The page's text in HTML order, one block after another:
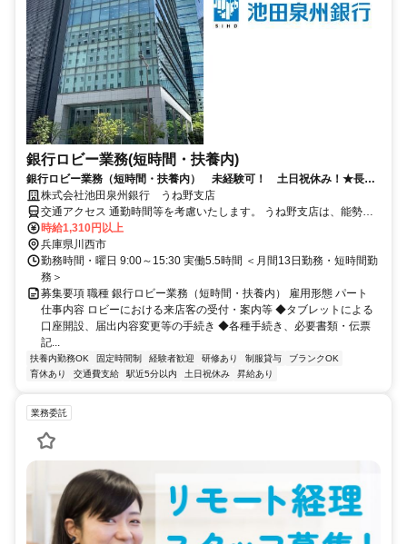
銀行ロビー業務(短時間・扶養内)
銀行ロビー業務（短時間・扶養内） 未経験可！ 土日祝休み！★長期
で安定して勤務いただける環境です！
株式会社池田泉州銀行 うね野支店
交通アクセス 通勤時間等を考慮いたします。 うね野支店は、能勢電
鉄「畦野」駅前にあり、駅チカで通勤ラクラク！ お隣にはコープが
あります。主に個人のお客さまへのサービスに特化したお店です。
時給1,310円以上
兵庫県川西市
勤務時間・曜日 9:00～15:30 実働5.5時間 ＜月間13日勤務・短時間勤
務＞
募集要項 職種 銀行ロビー業務（短時間・扶養内） 雇用形態 パート
仕事内容 ロビーにおける来店客の受付・案内等 ◆タブレットによる
口座開設、届出内容変更等の手続き ◆各種手続き、必要書類・伝票
記...
扶養内勤務OK 固定時間制 経験者歓迎 研修あり 制服貸与
ブランクOK
育休あり
交通費支給 駅近5分以内 土日祝休み 昇給あり
業務委託